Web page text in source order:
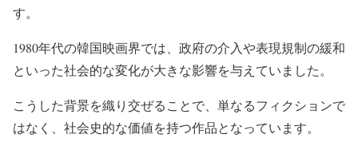
す。
1980年代の韓国映画界では、政府の介入や表現規制の緩和
といった社会的な変化が大きな影響を与えていました。
こうした背景を織り交ぜることで、単なるフィクションで
はなく、社会史的な価値を持つ作品となっています。